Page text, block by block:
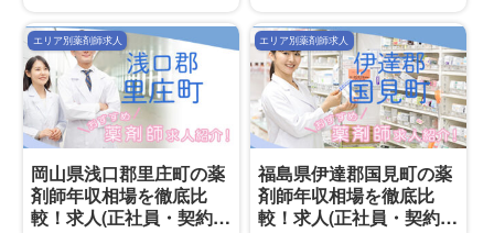
エリア別薬剤師求人
岡山県浅口郡里庄町の薬
剤師年収相場を徹底比
較！求人(正社員・契約)
エリア別薬剤師求人
福島県伊達郡国見町の薬
剤師年収相場を徹底比
較！求人(正社員・契約)